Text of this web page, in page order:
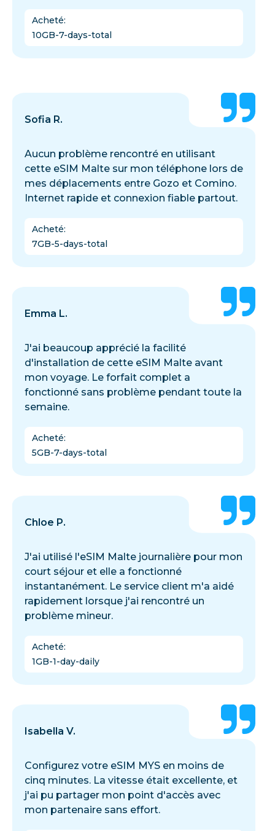
Acheté:
10GB-7-days-total
Sofia R.
Aucun problème rencontré en utilisant
cette eSIM Malte sur mon téléphone lors de
mes déplacements entre Gozo et Comino.
Internet rapide et connexion fiable partout.
Acheté:
7GB-5-days-total
Emma L.
J'ai beaucoup apprécié la facilité
d'installation de cette eSIM Malte avant
mon voyage. Le forfait complet a
fonctionné sans problème pendant toute la
semaine.
Acheté:
5GB-7-days-total
Chloe P.
J'ai utilisé l'eSIM Malte journalière pour mon
court séjour et elle a fonctionné
instantanément. Le service client m'a aidé
rapidement lorsque j'ai rencontré un
problème mineur.
Acheté:
1GB-1-day-daily
Isabella V.
Configurez votre eSIM MYS en moins de
cinq minutes. La vitesse était excellente, et
j'ai pu partager mon point d'accès avec
mon partenaire sans effort.